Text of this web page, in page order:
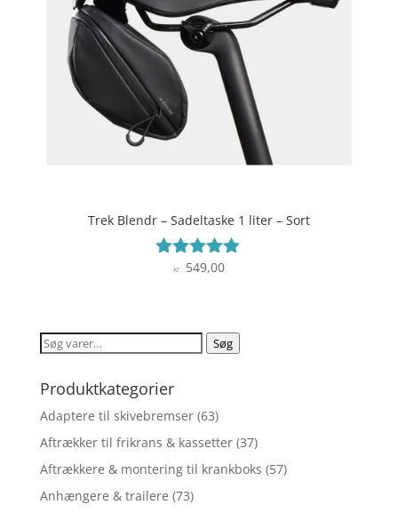
Trek Blendr – Sadeltaske 1 liter – Sort
Vurderet
kr.549,00
Søg
Søg
Produktkategorier
Adaptere til skivebremser (63)
Aftrækker til frikrans & kassetter (37)
Aftrækkere & montering til krankboks (57)
Anhængere & trailere (73)